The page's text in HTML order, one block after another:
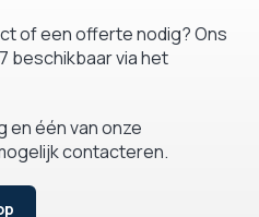
of een offerte nodig? Ons
beschikbaar via het
en één van onze
contacteren.